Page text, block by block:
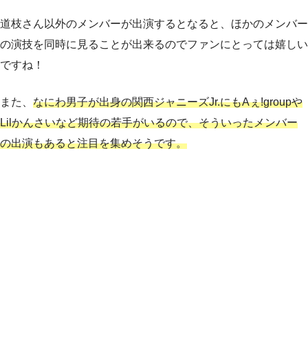
道枝さん以外のメンバーが出演するとなると、ほかのメンバー
の演技を同時に見ることが出来るのでファンにとっては嬉しい
ですね！
また、 なにわ男子が出身の関西ジャニーズJr.にもAぇ!groupや
Lilかんさいなど期待の若手がいるので、そういったメンバー
の出演もあると注目を集めそうです。